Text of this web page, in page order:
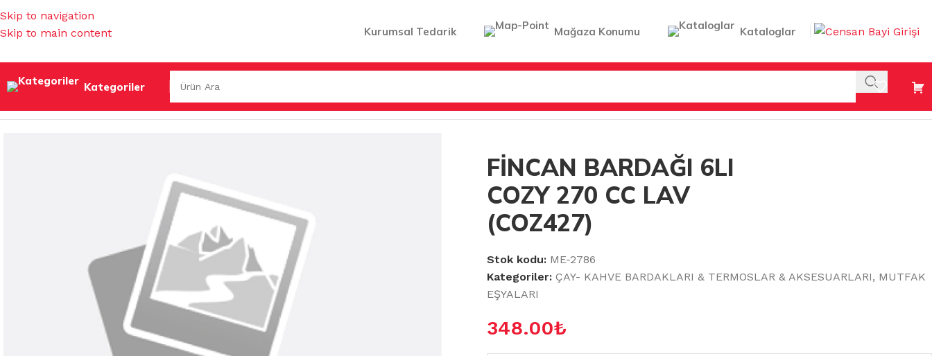
Skip to navigation
Skip to main content
Kurumsal Tedarik Mağaza Konumu Kataloglar
Kategoriler
ÇAY- KAHVE BARDAKLARI & TERMOSLAR & AKSESUARLARI/FİNCAN BARDAĞI 6LI COZY 270 CC LAV (COZ427)
FİNCAN BARDAĞI 6LI
COZY 270 CC LAV
(COZ427)
Stok kodu: ME-2786
Kategoriler: ÇAY- KAHVE BARDAKLARI & TERMOSLAR & AKSESUARLARI, MUTFAK
EŞYALARI
348.00₺